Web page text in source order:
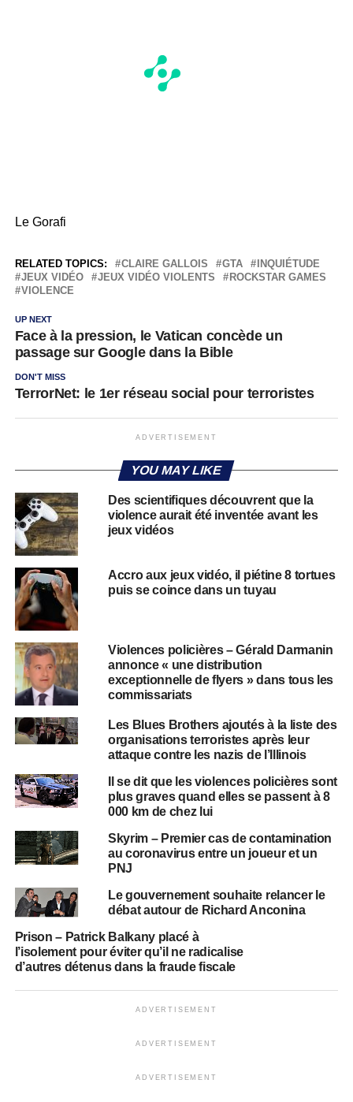
Le Gorafi
RELATED TOPICS: CLAIRE GALLOIS GTA
INQUIÉTUDE
JEUX VIDÉO
JEUX VIDÉO VIOLENTS
ROCKSTAR GAMES
VIOLENCE
UP NEXT
Face à la pression, le Vatican concède un
passage sur Google dans la Bible
DON'T MISS
TerrorNet: le 1er réseau social pour terroristes
ADVERTISEMENT
YOU MAY LIKE
Des scientifiques découvrent que la
violence aurait été inventée avant les
jeux vidéos
Accro aux jeux vidéo, il piétine 8 tortues
puis se coince dans un tuyau
Violences policières – Gérald Darmanin
annonce « une distribution
exceptionnelle de flyers » dans tous les
commissariats
Les Blues Brothers ajoutés à la liste des
organisations terroristes après leur
attaque contre les nazis de l’Illinois
Il se dit que les violences policières sont
plus graves quand elles se passent à 8
000 km de chez lui
Skyrim – Premier cas de contamination
au coronavirus entre un joueur et un
PNJ
Le gouvernement souhaite relancer le
débat autour de Richard Anconina
Prison – Patrick Balkany placé à
l’isolement pour éviter qu’il ne radicalise
d’autres détenus dans la fraude fiscale
ADVERTISEMENT
ADVERTISEMENT
ADVERTISEMENT